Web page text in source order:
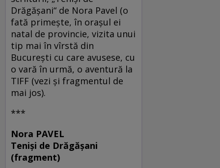
Drăgăşani“ de Nora Pavel (o
fată primeşte, în oraşul ei
natal de provincie, vizita unui
tip mai în vîrstă din
Bucureşti cu care avusese, cu
o vară în urmă, o aventură la
TIFF (vezi şi fragmentul de
mai jos).
***
Nora PAVEL
Tenişi de Drăgăşani
(fragment)